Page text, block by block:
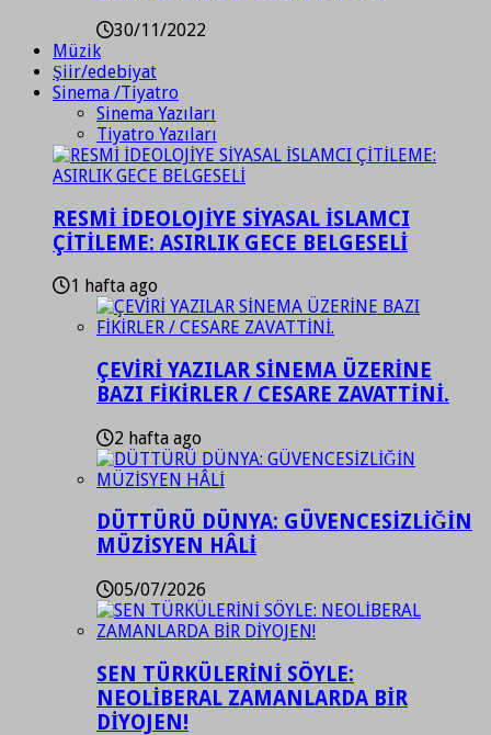
30/11/2022
Müzik
Şiir/edebiyat
Sinema /Tiyatro
Sinema Yazıları
Tiyatro Yazıları
RESMİ İDEOLOJİYE SİYASAL İSLAMCI
ÇİTİLEME: ASIRLIK GECE BELGESELİ
1 hafta ago
ÇEVİRİ YAZILAR SİNEMA ÜZERİNE
BAZI FİKİRLER / CESARE ZAVATTİNİ.
2 hafta ago
DÜTTÜRÜ DÜNYA: GÜVENCESİZLİĞİN
MÜZİSYEN HÂLİ
05/07/2026
SEN TÜRKÜLERİNİ SÖYLE:
NEOLİBERAL ZAMANLARDA BİR
DİYOJEN!